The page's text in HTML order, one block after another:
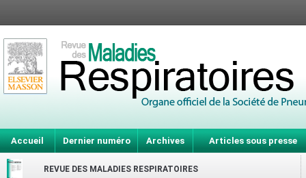
Accueil Dernier numéro Archives Articles sous presse
REVUE DES MALADIES RESPIRATOIRES